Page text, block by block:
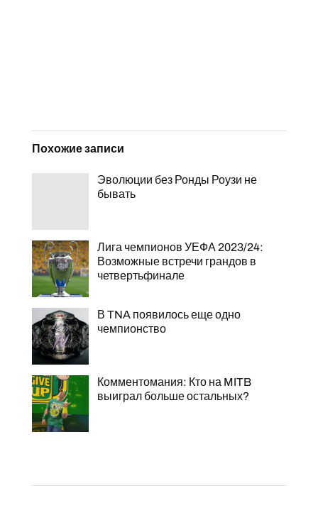
Похожие записи
Эволюции без Ронды Роузи не
бывать
Лига чемпионов УЕФА 2023/24:
Возможные встречи грандов в
четвертьфинале
В TNA появилось еще одно
чемпионство
Комментомания: Кто на MITB
выиграл больше остальных?